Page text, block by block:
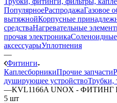
ПопулярноеРаспродажаГазовое
вытяжнойКорпусные
средстваНагревательные
прочая электроника
аксессуарыУплотнения
—
Фитинги
КаплесборникиПрочие запчасти
душирующее устройствоТрубки,
—KVL1166A UNOX -
5 шт